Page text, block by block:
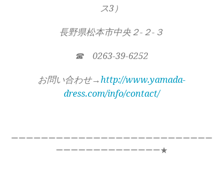
ス3）
長野県松本市中央２-２-３
☎ 0263-39-6252
お問い合わせ→http://www.yamada-
dress.com/info/contact/
ーーーーーーーーーーーーーーーーーーーーーーーーーーー
ーーーーーーーーーーーーーー★